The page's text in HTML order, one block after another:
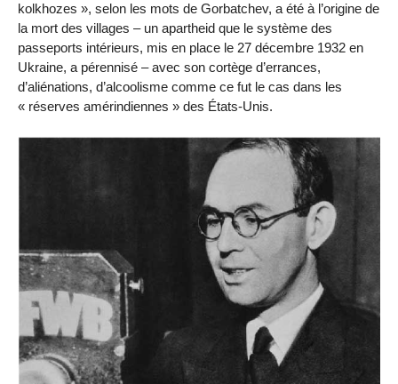
kolkhozes », selon les mots de Gorbatchev, a été à l’origine de
la mort des villages – un apartheid que le système des
passeports intérieurs, mis en place le 27 décembre 1932 en
Ukraine, a pérennisé – avec son cortège d’errances,
d’aliénations, d’alcoolisme comme ce fut le cas dans les
« réserves amérindiennes » des États-Unis.